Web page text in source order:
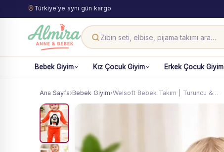
Türkiye'ye aynı gün kargo
Bebek Giyim Kız Çocuk Giyim Erkek Çocuk Giyim
Ana Sayfa›Bebek Giyim›Welsoft Bebek Takım | Turuncu &…